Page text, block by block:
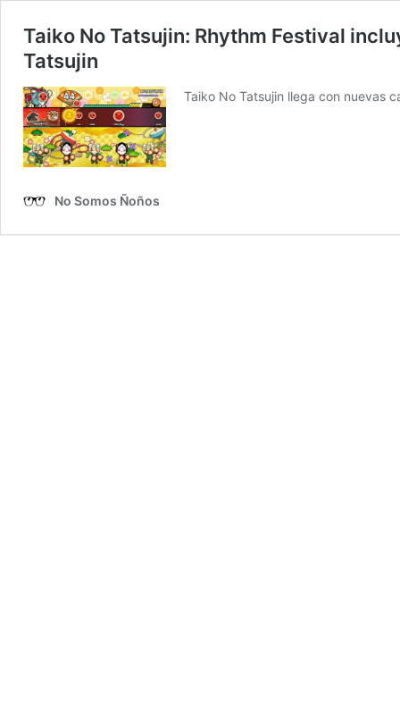
Taiko No Tatsujin: Rhythm Festival
Tatsujin
Taiko No Tatsujin llega con nuevas
No Somos Ñoños